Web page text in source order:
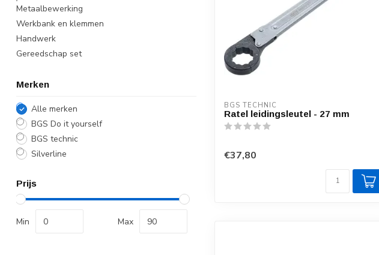
Metaalbewerking
Werkbank en klemmen
Handwerk
Gereedschap set
Merken
Alle merken
BGS Do it yourself
BGS technic
Silverline
Prijs
Min Max
BGS TECHNIC
Ratel leidingsleutel - 27 mm
€37,80